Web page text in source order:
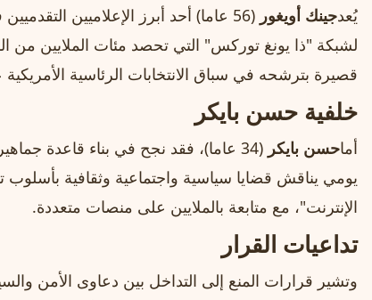
يُعدجينك أويغور
(56 عاما) أحد أبرز الإعلاميين
لشبكة "ذا يونغ توركس" التي تحصد مئات الملايين
قصيرة بترشحه في سباق الانتخابات الرئاسية الأمريكية عام
خلفية حسن بايكر
أماحسن بايكر
(34 عاما)، فقد نجح في بناء قاعدة
يومي يناقش قضايا سياسية واجتماعية وثقافية بأسلوب
الإنترنت"، مع متابعة بالملايين على منصات متعددة.
تداعيات القرار
وتشير قرارات المنع إلى التداخل بين دعاوى الأمن